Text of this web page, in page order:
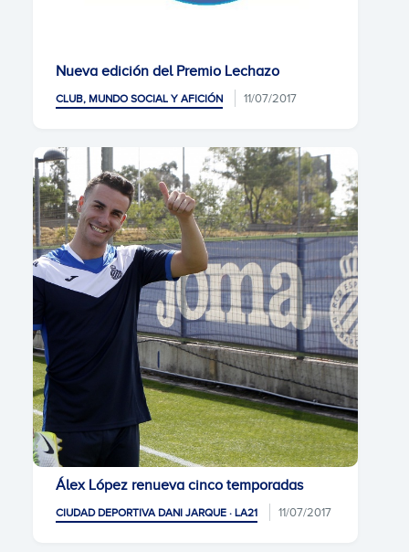
Nueva edición del Premio Lechazo
CLUB, MUNDO SOCIAL Y AFICIÓN 11/07/2017
Álex López renueva cinco temporadas
CIUDAD DEPORTIVA DANI JARQUE · LA21 11/07/2017